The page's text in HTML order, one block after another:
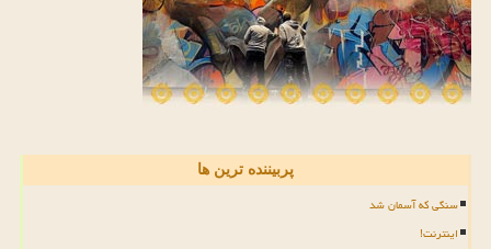
پربیننده ترین ها
سنگی که آسمان شد
اینترنت!